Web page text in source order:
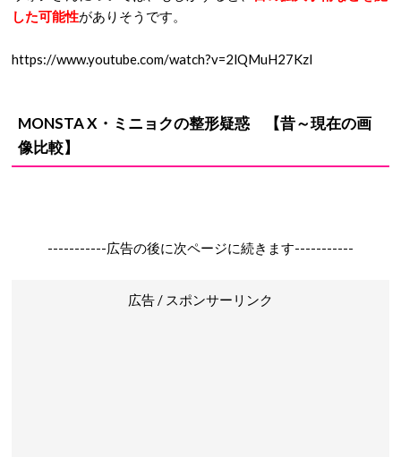
した可能性がありそうです。
https://www.youtube.com/watch?v=2lQMuH27KzI
MONSTA X・ミニョクの整形疑惑
【昔～現在の画
像比較】
-----------広告の後に次ページに続きます-----------
広告 / スポンサーリンク